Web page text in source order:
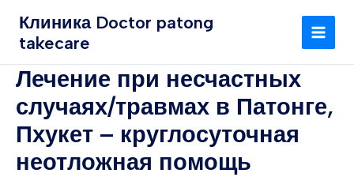
содержимому
Клиника Doctor patong
takecare
MAIN
Лечение при несчастных
случаях/травмах в Патонге,
Пхукет – круглосуточная
неотложная помощь